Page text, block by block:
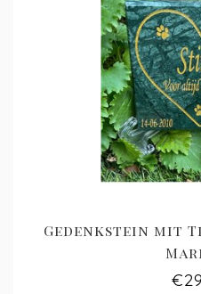
Gedenkstein mit